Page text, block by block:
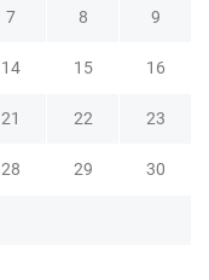
7 8 9
14 15 16
21 22 23
28 29 30